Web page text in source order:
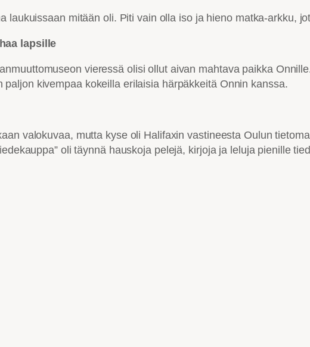
laukuissaan mitään oli. Piti vain olla iso ja hieno matka-arkku,
lapsille
vieressä olisi ollut aivan mahtava paikka
paljon kivempaa kokeilla erilaisia härpäkkeitä Onnin kanssa.
valokuvaa, mutta kyse oli Halifaxin vastineesta Oulun
oli täynnä hauskoja pelejä, kirjoja ja leluja pienille